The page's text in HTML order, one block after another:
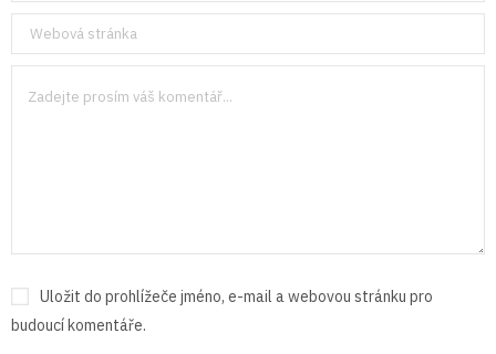
Uložit do prohlížeče jméno, e-mail a webovou stránku pro
budoucí komentáře.